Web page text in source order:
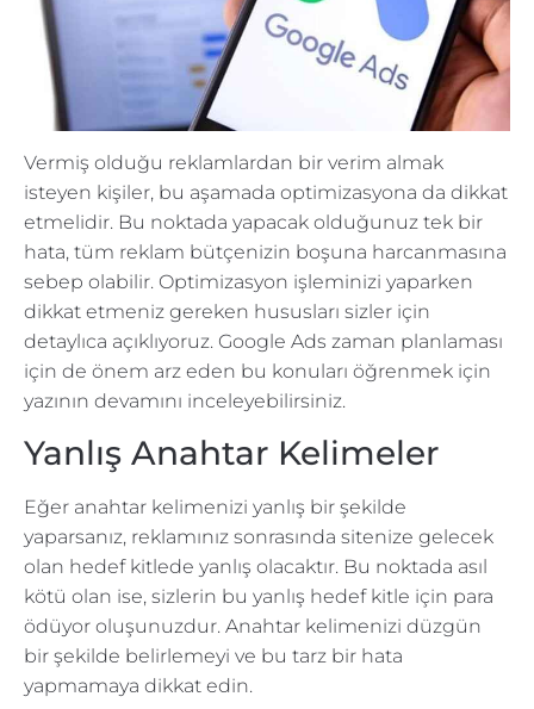
Vermiş olduğu reklamlardan bir verim almak
isteyen kişiler, bu aşamada optimizasyona da dikkat
etmelidir. Bu noktada yapacak olduğunuz tek bir
hata, tüm reklam bütçenizin boşuna harcanmasına
sebep olabilir. Optimizasyon işleminizi yaparken
dikkat etmeniz gereken hususları sizler için
detaylıca açıklıyoruz. Google Ads zaman planlaması
için de önem arz eden bu konuları öğrenmek için
yazının devamını inceleyebilirsiniz.
Yanlış Anahtar Kelimeler
Eğer anahtar kelimenizi yanlış bir şekilde
yaparsanız, reklamınız sonrasında sitenize gelecek
olan hedef kitlede yanlış olacaktır. Bu noktada asıl
kötü olan ise, sizlerin bu yanlış hedef kitle için para
ödüyor oluşunuzdur. Anahtar kelimenizi düzgün
bir şekilde belirlemeyi ve bu tarz bir hata
yapmamaya dikkat edin.